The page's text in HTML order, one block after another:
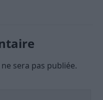
sera pas publiée.